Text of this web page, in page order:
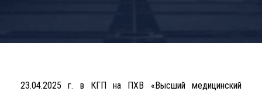
23.04.2025 г. в КГП на ПХВ «Высший медицинский